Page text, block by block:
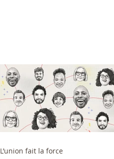
L’union fait la force